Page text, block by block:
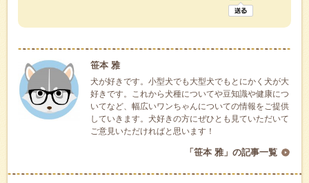
笹本 雅
犬が好きです。小型犬でも大型犬でもとにかく犬が大
好きです。これから犬種についてや豆知識や健康につ
いてなど、幅広いワンちゃんについての情報をご提供
していきます。犬好きの方にぜひとも見ていただいて
ご意見いただければと思います！
「笹本 雅」の記事一覧